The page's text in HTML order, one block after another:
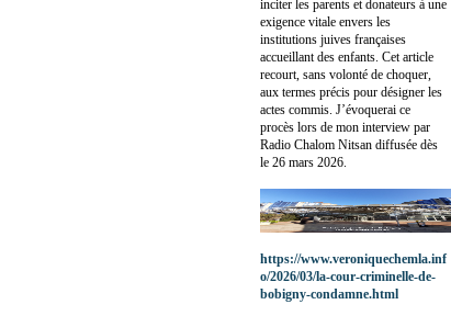
inciter les parents et donateurs à une
exigence vitale envers les
institutions juives françaises
accueillant des enfants. Cet article
recourt, sans volonté de choquer,
aux termes précis pour désigner les
actes commis. J’évoquerai ce
procès lors de mon interview par
Radio Chalom Nitsan diffusée dès
le 26 mars 2026.
https://www.veroniquechemla.inf
o/2026/03/la-cour-criminelle-de-
bobigny-condamne.html